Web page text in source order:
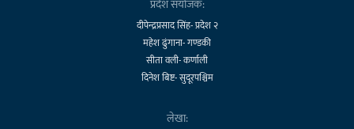
प्रदेश संयोजक:
दीपेन्द्रप्रसाद सिंह- प्रदेश २
महेश ढुंगाना- गण्डकी
सीता वली- कर्णाली
दिनेश बिष्ट- सुदूरपश्चिम
लेखा: